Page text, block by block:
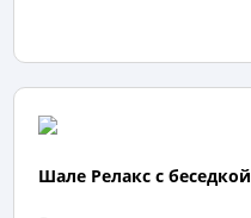
Шале Релакс с беседкой